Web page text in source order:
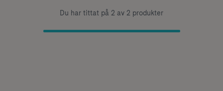
Du har tittat på 2 av 2 produkter